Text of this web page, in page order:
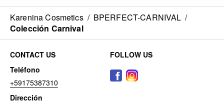
Karenina Cosmetics / BPERFECT-CARNIVAL /
Colección Carnival
CONTACT US
Teléfono
+59175387310
Dirección
FOLLOW US